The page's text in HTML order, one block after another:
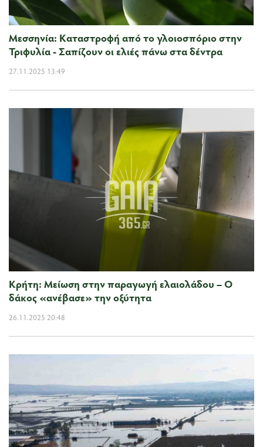
Μεσσηνία: Καταστροφή από το γλοιοσπόριο στην
Τριφυλία - Σαπίζουν οι ελιές πάνω στα δέντρα
27.11.2025 13:49
Κρήτη: Μείωση στην παραγωγή ελαιολάδου – Ο
δάκος «ανέβασε» την οξύτητα
26.11.2025 20:48